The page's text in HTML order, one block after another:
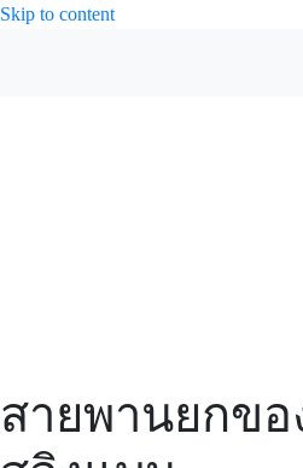
Skip to content
สายพานยกข